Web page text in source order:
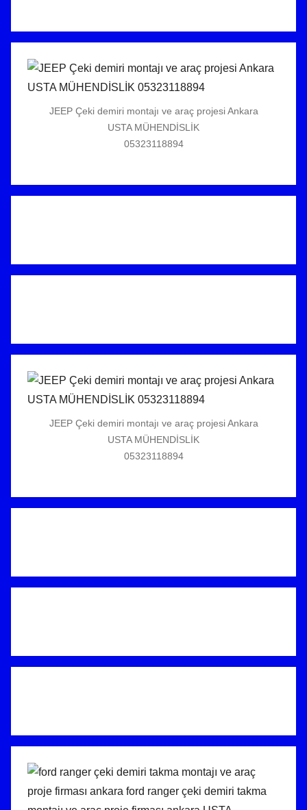
JEEP Çeki demiri montajı ve araç projesi Ankara
USTA MÜHENDİSLİK
05323118894
JEEP Çeki demiri montajı ve araç projesi Ankara
USTA MÜHENDİSLİK
05323118894